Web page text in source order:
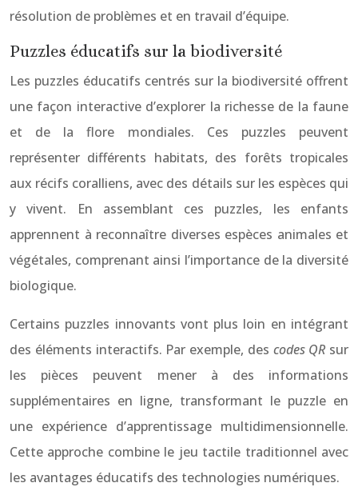
résolution de problèmes et en travail d’équipe.
Puzzles éducatifs sur la biodiversité
Les puzzles éducatifs centrés sur la biodiversité offrent
une façon interactive d’explorer la richesse de la faune
et de la flore mondiales. Ces puzzles peuvent
représenter différents habitats, des forêts tropicales
aux récifs coralliens, avec des détails sur les espèces qui
y vivent. En assemblant ces puzzles, les enfants
apprennent à reconnaître diverses espèces animales et
végétales, comprenant ainsi l’importance de la diversité
biologique.
Certains puzzles innovants vont plus loin en intégrant
des éléments interactifs. Par exemple, des codes QR sur
les pièces peuvent mener à des informations
supplémentaires en ligne, transformant le puzzle en
une expérience d’apprentissage multidimensionnelle.
Cette approche combine le jeu tactile traditionnel avec
les avantages éducatifs des technologies numériques.